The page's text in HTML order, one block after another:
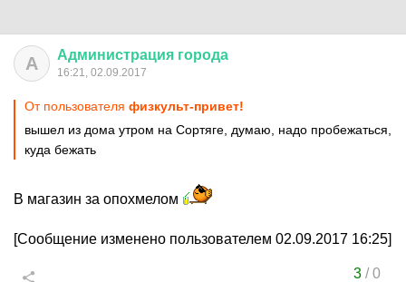
А Администрация города
16:21, 02.09.2017
От пользователя физкульт-привет!
вышел из дома утром на Сортяге, думаю, надо пробежаться,
куда бежать
В магазин за опохмелом
[Сообщение изменено пользователем 02.09.2017 16:25]
3/0